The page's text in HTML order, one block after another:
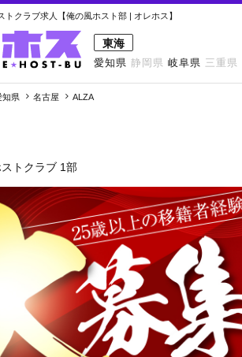
トクラブ求人【俺の風ホスト部 | オレホス】
東海
愛知県 静岡県 岐阜県 三重県
知県 名古屋 ALZA
トクラブ 1部